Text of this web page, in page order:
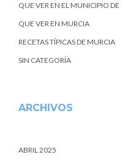
QUE VER EN EL MUNICIPIO DE
QUE VER EN MURCIA
RECETAS TÍPICAS DE MURCIA
SIN CATEGORÍA
ARCHIVOS
ABRIL 2025